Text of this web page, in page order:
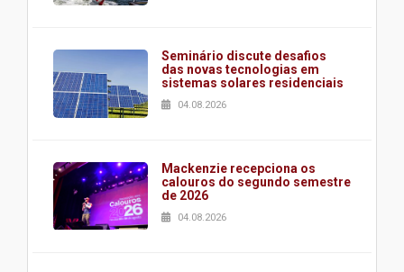
Seminário discute desafios
das novas tecnologias em
sistemas solares residenciais
04.08.2026
Mackenzie recepciona os
calouros do segundo semestre
de 2026
04.08.2026